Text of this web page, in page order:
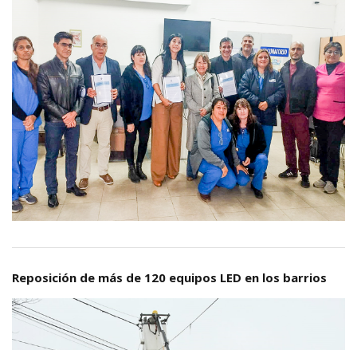
Reposición de más de 120 equipos LED en los barrios